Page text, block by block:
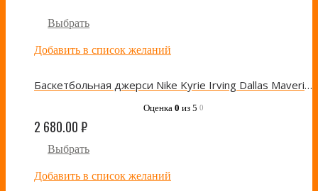
Выбрать
Добавить в список желаний
Баскетбольная джерси Nike Kyrie Irving Dallas Mavericks City Edition Green
Оценка 0 из 5 0
2 680.00₽
Выбрать
Добавить в список желаний